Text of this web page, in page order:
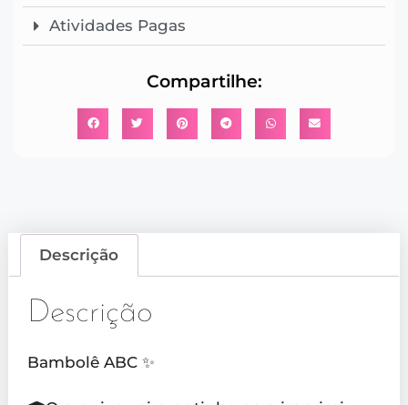
Atividades Pagas
Compartilhe:
Descrição
Descrição
Bambolê ABC ✨